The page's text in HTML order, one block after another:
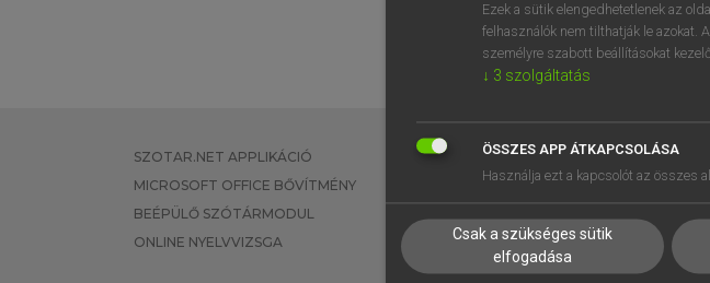
SZOTAR.NET APPLIKÁCIÓ
MICROSOFT OFFICE BŐVÍTMÉNY
BEÉPÜLŐ SZÓTÁRMODUL
ONLINE NYELVVIZSGA
EGYÉNI FELHASZNÁLÓKNAK
TANULÓKNAK
VÁLLALATI MEGOLDÁSOK
SÚGÓ
RÓLUNK
SÜTI
Ezek a sütik elengedhetetlenek az
felhasználók nem tilthatják le azokat.
személyre szabott beállításokat
↓ 3 szolgáltatás
ÖSSZES APP ÁTKAPCSOLÁSA
Használja ezt a kapcsolót az összes
Csak a szükséges sütik
elfogadása